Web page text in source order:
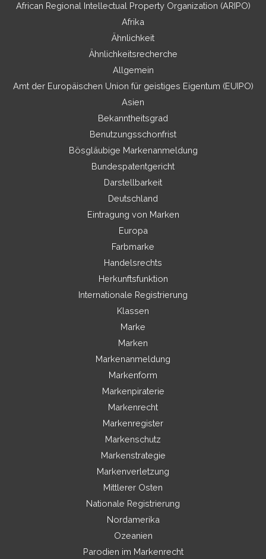
African Regional Intellectual Property Organization (ARIPO)
Afrika
Ähnlichkeit
Ähnlichkeitsrecherche
Allgemein
Amt der Europäischen Union für geistiges Eigentum (EUIPO)
Asien
Bekanntheitsgrad
Benutzungsschonfrist
Bösgläubige Markenanmeldung
Bundespatentgericht
Darstellbarkeit
Deutschland
Eintragung von Marken
Europa
Farbmarke
Handelsrechts
Herkunftsfunktion
Internationale Registrierung
Klassen
Marke
Marken
Markenanmeldung
Markenform
Markenpiraterie
Markenrecht
Markenregister
Markenschutz
Markenstrategie
Markenverletzung
Mittlerer Osten
Nationale Registrierung
Nordamerika
Ozeanien
Parodien im Markenrecht